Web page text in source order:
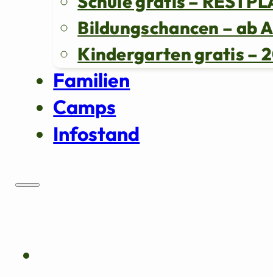
Bildungschancen – ab
Kindergarten gratis –
Familien
Camps
Infostand